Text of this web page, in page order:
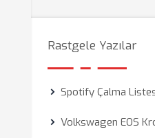
Rastgele Yazılar
Spotify Çalma
Volkswagen EOS